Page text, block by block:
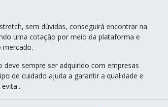
sem dúvidas, conseguirá encontrar na
uma cotação por meio da plataforma e
mercado.
sempre ser adquirido com empresas
de cuidado ajuda a garantir a qualidade e